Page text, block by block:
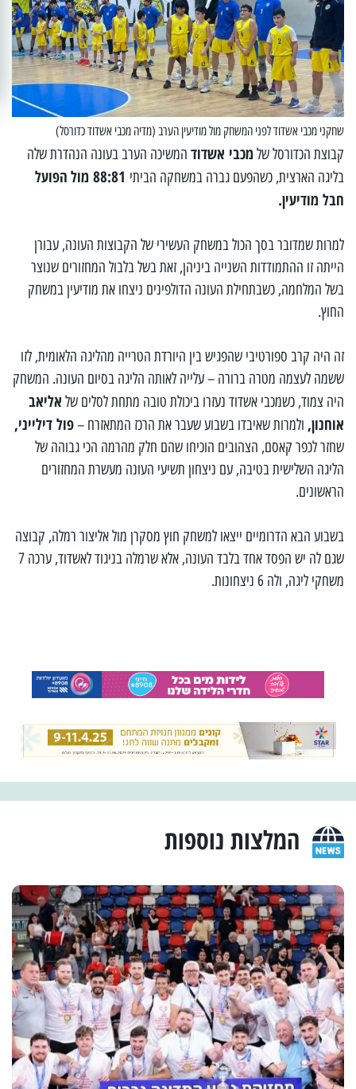
שחקני מכבי אשדוד לפני המשחק מול מודיעין הערב (מדיה מכבי אשדוד כדורסל)
קבוצת הכדורסל של מכבי אשדוד המשיכה הערב בעונה הנהדרת שלה
בליגה הארצית, כשהפעם גברה במשחקה הביתי
הפועל
חבל מודיעין.
למרות שמדובר בסך הכול במשחק העשירי של הקבוצות העונה, עבורן
הייתה זו ההתמודדות השנייה ביניהן, זאת בשל בלבול המחזורים שנוצר
בשל המלחמה, כשבתחילת העונה הדולפינים ניצחו את מודיעין במשחק
החוץ.
זה היה קרב ספורטיבי שהפגיש בין היורדת הטרייה מהליגה הלאומית, לזו
ששמה לעצמה מטרה ברורה – עלייה לאותה הליגה בסיום העונה. המשחק
היה צמוד, כשמכבי אשדוד נעזרו ביכולת טובה מתחת לסלים של אליאב
אוחנון, ולמרות שאיבדו בשבוע שעבר את הרכז המתאזרח –פול דילייני,
שחזר לכפר קאסם, הצהובים הוכיחו שהם חלק מהרמה הכי גבוהה של
הליגה השלישית בטיבה, עם ניצחון תשיעי העונה מעשרת המחזורים
הראשונים.
בשבוע הבא הדרומיים ייצאו למשחק חוץ מסקרן מול אליצור רמלה, קבוצה
שגם לה יש הפסד אחד בלבד העונה, אלא שרמלה בניגוד לאשדוד, ערכה 7
משחקי ליגה, ולה 6 ניצחונות.
המלצות נוספות